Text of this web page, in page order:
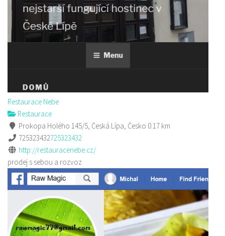
Restaurace Nebe
Restaurace
Prokopa Holého 145/5, Česká Lípa, Česko 0.17 km
725323432725323432
http://restauracenebe.cz/
prodej s sebou a rozvoz